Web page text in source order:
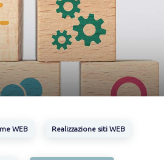
WEB Realizzazione siti WEB